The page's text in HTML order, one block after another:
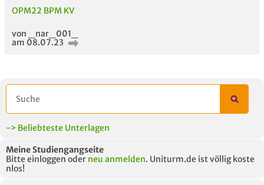
5 VERWANDTE
MODULE
OPM22 BPM KV
von _nar_001_
am 08.07.23
-> Beliebteste Unterlagen
Meine Studiengangseite
Bitte einloggen oder neu anmelden. Uniturm.de ist völlig koste
nlos!